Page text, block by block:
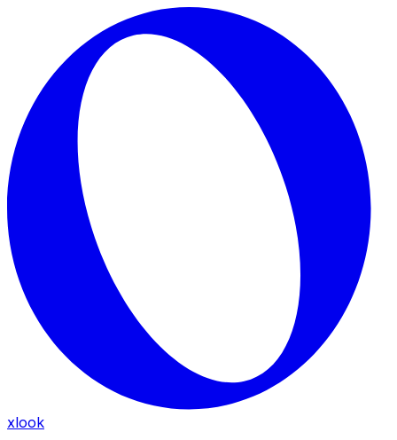
Skip to main content
xlook